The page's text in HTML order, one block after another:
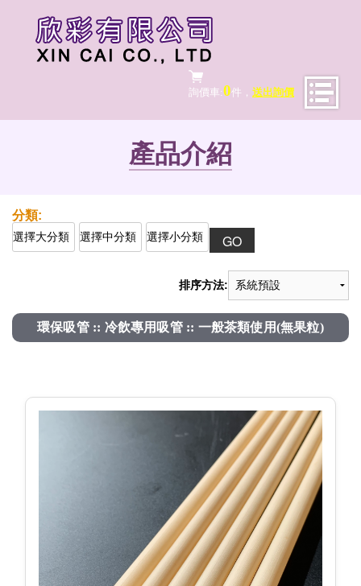
詢價車:0件， 送出詢價
產品介紹
排序方法:
環保吸管 :: 冷飲專用吸管 :: 一般茶類使用(無果粒)